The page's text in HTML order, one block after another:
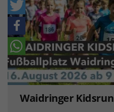
Waidringer Kidsrun